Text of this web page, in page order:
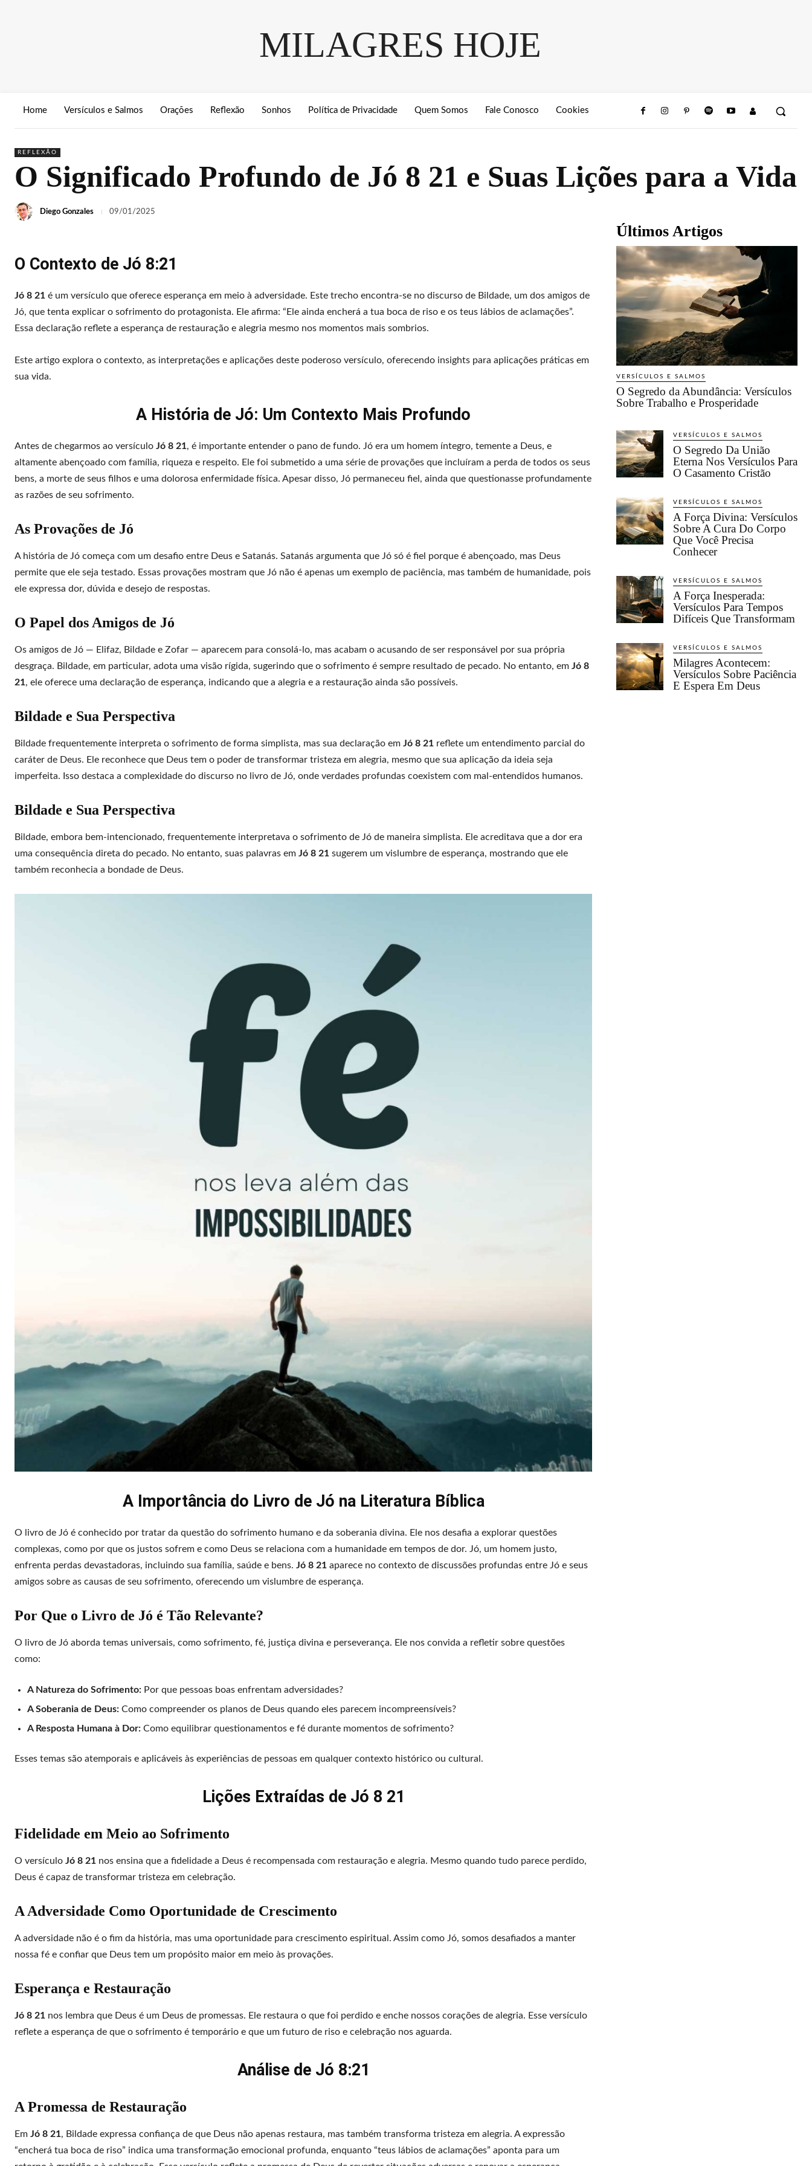
MILAGRES HOJE
Home Versículos e Salmos Orações Reflexão Sonhos Política de Privacidade Quem Somos Fale Conosco Cookies
REFLEXÃO
O Significado Profundo de Jó 8 21 e Suas Lições para a Vida
Diego Gonzales 09/01/2025
O Contexto de Jó 8:21
Jó 8 21 é um versículo que oferece esperança em meio à adversidade. Este trecho encontra-se no discurso de Bildade, um dos amigos de
Jó, que tenta explicar o sofrimento do protagonista. Ele afirma: “Ele ainda encherá a tua boca de riso e os teus lábios de aclamações”.
Essa declaração reflete a esperança de restauração e alegria mesmo nos momentos mais sombrios.
Este artigo explora o contexto, as interpretações e aplicações deste poderoso versículo, oferecendo insights para aplicações práticas em
sua vida.
A História de Jó: Um Contexto Mais Profundo
Antes de chegarmos ao versículo Jó 8 21, é importante entender o pano de fundo. Jó era um homem íntegro, temente a Deus, e
altamente abençoado com família, riqueza e respeito. Ele foi submetido a uma série de provações que incluíram a perda de todos os seus
bens, a morte de seus filhos e uma dolorosa enfermidade física. Apesar disso, Jó permaneceu fiel, ainda que questionasse profundamente
as razões de seu sofrimento.
As Provações de Jó
A história de Jó começa com um desafio entre Deus e Satanás. Satanás argumenta que Jó só é fiel porque é abençoado, mas Deus
permite que ele seja testado. Essas provações mostram que Jó não é apenas um exemplo de paciência, mas também de humanidade, pois
ele expressa dor, dúvida e desejo de respostas.
O Papel dos Amigos de Jó
Os amigos de Jó — Elifaz, Bildade e Zofar — aparecem para consolá-lo, mas acabam o acusando de ser responsável por sua própria
desgraça. Bildade, em particular, adota uma visão rígida, sugerindo que o sofrimento é sempre resultado de pecado. No entanto, em Jó 8
21, ele oferece uma declaração de esperança, indicando que a alegria e a restauração ainda são possíveis.
Bildade e Sua Perspectiva
Bildade frequentemente interpreta o sofrimento de forma simplista, mas sua declaração em Jó 8 21 reflete um entendimento parcial do
caráter de Deus. Ele reconhece que Deus tem o poder de transformar tristeza em alegria, mesmo que sua aplicação da ideia seja
imperfeita. Isso destaca a complexidade do discurso no livro de Jó, onde verdades profundas coexistem com mal-entendidos humanos.
Bildade e Sua Perspectiva
Bildade, embora bem-intencionado, frequentemente interpretava o sofrimento de Jó de maneira simplista. Ele acreditava que a dor era
uma consequência direta do pecado. No entanto, suas palavras em Jó 8 21 sugerem um vislumbre de esperança, mostrando que ele
também reconhecia a bondade de Deus.
A Importância do Livro de Jó na Literatura Bíblica
O livro de Jó é conhecido por tratar da questão do sofrimento humano e da soberania divina. Ele nos desafia a explorar questões
complexas, como por que os justos sofrem e como Deus se relaciona com a humanidade em tempos de dor. Jó, um homem justo,
enfrenta perdas devastadoras, incluindo sua família, saúde e bens. Jó 8 21 aparece no contexto de discussões profundas entre Jó e seus
amigos sobre as causas de seu sofrimento, oferecendo um vislumbre de esperança.
Por Que o Livro de Jó é Tão Relevante?
O livro de Jó aborda temas universais, como sofrimento, fé, justiça divina e perseverança. Ele nos convida a refletir sobre questões
como:
A Natureza do Sofrimento: Por que pessoas boas enfrentam adversidades?
A Soberania de Deus: Como compreender os planos de Deus quando eles parecem incompreensíveis?
A Resposta Humana à Dor: Como equilibrar questionamentos e fé durante momentos de sofrimento?
Esses temas são atemporais e aplicáveis às experiências de pessoas em qualquer contexto histórico ou cultural.
Lições Extraídas de Jó 8 21
Fidelidade em Meio ao Sofrimento
O versículo Jó 8 21 nos ensina que a fidelidade a Deus é recompensada com restauração e alegria. Mesmo quando tudo parece perdido,
Deus é capaz de transformar tristeza em celebração.
A Adversidade Como Oportunidade de Crescimento
A adversidade não é o fim da história, mas uma oportunidade para crescimento espiritual. Assim como Jó, somos desafiados a manter
nossa fé e confiar que Deus tem um propósito maior em meio às provações.
Esperança e Restauração
Jó 8 21 nos lembra que Deus é um Deus de promessas. Ele restaura o que foi perdido e enche nossos corações de alegria. Esse versículo
reflete a esperança de que o sofrimento é temporário e que um futuro de riso e celebração nos aguarda.
Análise de Jó 8:21
A Promessa de Restauração
Em Jó 8 21, Bildade expressa confiança de que Deus não apenas restaura, mas também transforma tristeza em alegria. A expressão
“encherá tua boca de riso” indica uma transformação emocional profunda, enquanto “teus lábios de aclamações” aponta para um
Últimos Artigos
VERSÍCULOS E SALMOS
O Segredo da Abundância: Versículos
Sobre Trabalho e Prosperidade
VERSÍCULOS E SALMOS
O Segredo Da União
Eterna Nos Versículos Para
O Casamento Cristão
VERSÍCULOS E SALMOS
A Força Divina: Versículos
Sobre A Cura Do Corpo
Que Você Precisa
Conhecer
VERSÍCULOS E SALMOS
A Força Inesperada:
Versículos Para Tempos
Difíceis Que Transformam
VERSÍCULOS E SALMOS
Milagres Acontecem:
Versículos Sobre Paciência
E Espera Em Deus